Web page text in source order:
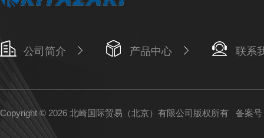
公司简介 产品中心 联系
Copyright © 2026 北崎国际贸易（北京）有限公司版权所有 备案号